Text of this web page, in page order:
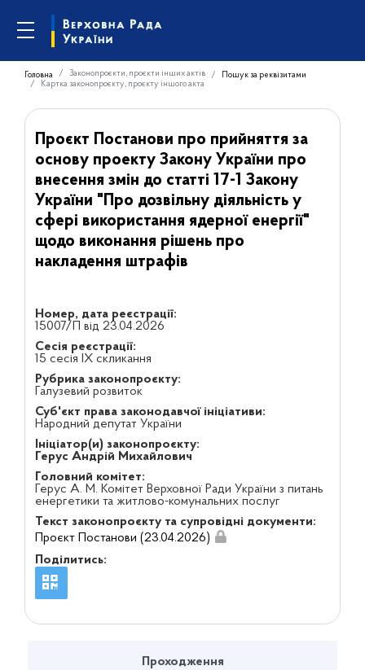
Головна Законопроєкти, проєкти інших актів
Пошук за реквізитами
Картка законопроєкту, проєкту іншого акта
Проєкт Постанови про прийняття за
основу проекту Закону України про
внесення змін до статті 17-1 Закону
України "Про дозвільну діяльність у
сфері використання ядерної енергії"
щодо виконання рішень про
накладення штрафів
Номер, дата реєстрації:
15007/П від 23.04.2026
Сесія реєстрації:
15 сесія IX скликання
Рубрика законопроєкту:
Галузевий розвиток
Суб'єкт права законодавчої ініціативи:
Народний депутат України
Ініціатор(и) законопроєкту:
Герус Андрій Михайлович
Головний комітет:
Герус А. М. Комітет Верховної Ради України з питань
енергетики та житлово-комунальних послуг
Текст законопроєкту та супровідні документи:
Проєкт Постанови (23.04.2026)
Поділитись:
Проходження